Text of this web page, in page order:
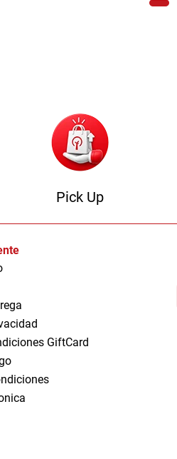
Pick Up
GiftCard